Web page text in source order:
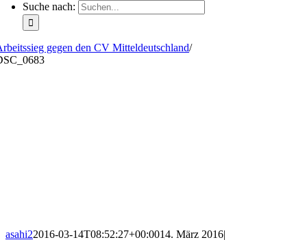
Suche nach:
gegen den CV Mitteldeutschland/
asahi22016-03-14T08:52:27+00:0014. März 2016|